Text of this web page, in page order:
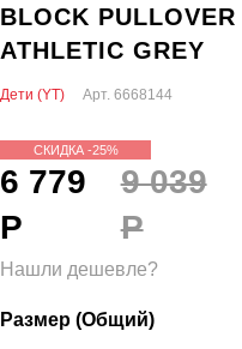
BLOCK
ATHLETIC GREY
Дети (YT) Арт. 6668144
СКИДКА -25%
6 779
Р
9 039
Р
Нашли дешевле?
Размер (Общий)